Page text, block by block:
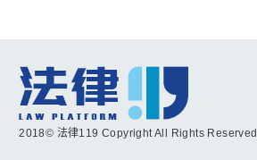
2018© 法律119 Copyright All Rights Reserved